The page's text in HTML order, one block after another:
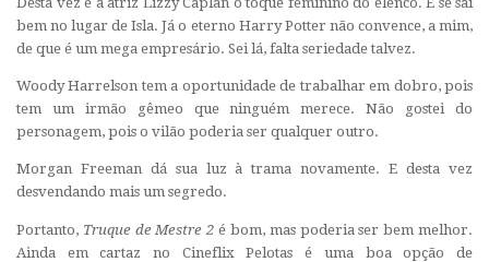
bem no lugar de Isla. Já o eterno Harry Potter não convence, a mim,
de que é um mega empresário. Sei lá, falta seriedade talvez.
Woody Harrelson tem a oportunidade de trabalhar em dobro, pois
tem um irmão gêmeo que ninguém merece. Não gostei do
personagem, pois o vilão poderia ser qualquer outro.
Morgan Freeman dá sua luz à trama novamente. E desta vez
desvendando mais um segredo.
Portanto, Truque de Mestre 2 é bom, mas poderia ser bem melhor.
Ainda em cartaz no Cineflix Pelotas é uma boa opção de